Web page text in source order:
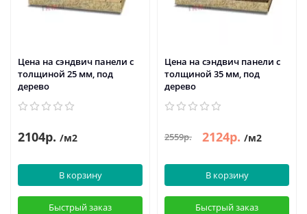
Цена на сэндвич панели с
толщиной 25 мм, под
дерево
2104р. /м2
В корзину
Быстрый заказ
Цена на сэндвич панели с
толщиной 35 мм, под
дерево
2559р. 2124р. /м2
В корзину
Быстрый заказ